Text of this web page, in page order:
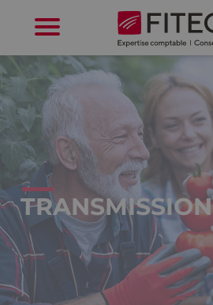
TRANSMISSION
Cookies management panel